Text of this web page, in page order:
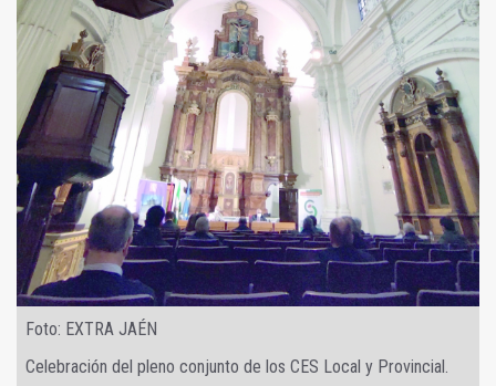
Foto: EXTRA JAÉN
Celebración del pleno conjunto de los CES Local y Provincial.